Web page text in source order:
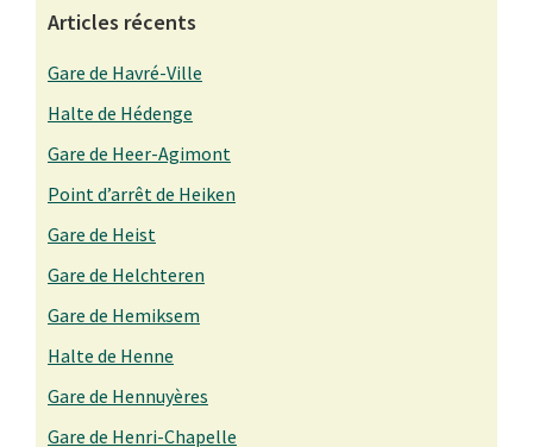
Articles récents
Gare de Havré-Ville
Halte de Hédenge
Gare de Heer-Agimont
Point d’arrêt de Heiken
Gare de Heist
Gare de Helchteren
Gare de Hemiksem
Halte de Henne
Gare de Hennuyères
Gare de Henri-Chapelle